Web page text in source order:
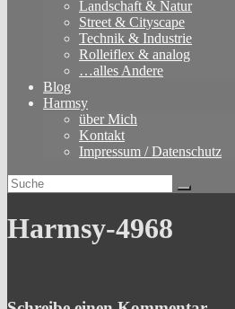
Landschaft & Natur
Street & Cityscape
Technik & Industrie
Rolleiflex & analog
…alles Andere
Blog
Harmsy
über Mich
Kontakt
Impressum / Datenschutz
Harmsy-4968